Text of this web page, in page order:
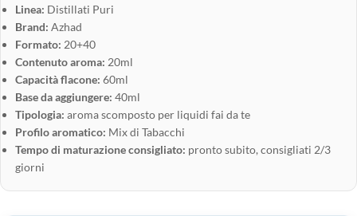
Linea: Distillati Puri
Brand: Azhad
Formato: 20+40
Contenuto aroma: 20ml
Capacità flacone: 60ml
Base da aggiungere: 40ml
Tipologia: aroma scomposto per liquidi fai da te
Profilo aromatico: Mix di Tabacchi
Tempo di maturazione consigliato: pronto subito, consigliati 2/3
giorni